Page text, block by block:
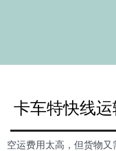
卡车特快线
空运费用太高，但货物